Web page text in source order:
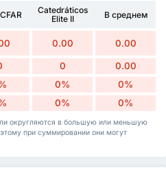
Catedráticos
Elite II
В среднем
0.00 0.00
0 0.00
0% 0%
0% 0%
округляются в большую или меньшую
при суммировании они могут